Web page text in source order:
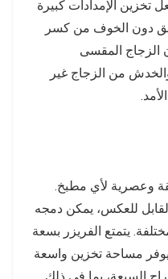
وهذا يجعل تخزين الإمدادات كبيرة
دون الخوف من كسر
الزجاج المقسى
من الزجاج غير
وعصرية لأي مطبخ.
للعكس، يمكن دمجه
يتمتع الفريزر بسعة
243 لترًا، مما يوفر مساحة تخزين واسعة